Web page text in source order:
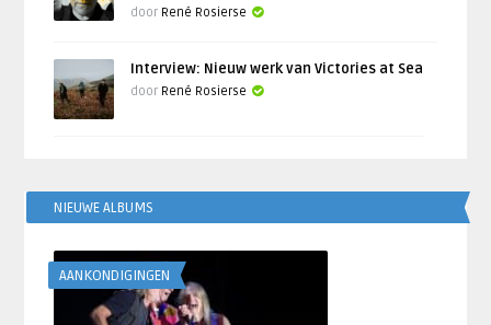
door René Rosierse
Interview: Nieuw werk van Victories at Sea
door René Rosierse
NIEUWE ALBUMS
AANKONDIGINGEN